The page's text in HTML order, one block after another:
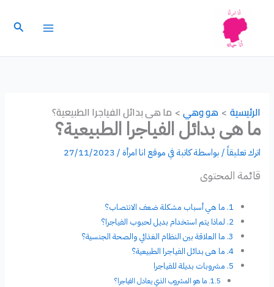
الرئيسية هو وهي ما هى بدائل الفياجرا الطبيعية؟
ما هى بدائل الفياجرا الطبيعية؟
اترك تعليقاً/ بواسطة كاتبة في موقع انا امرأة /
27/11/2023
قائمة المحتوى
ما هي أسباب مشكلة ضعف الانتصاب؟
لماذا يتم استخدام بديل لحبوب الفياجرا؟
ما العلاقة بين النظام الغذائي والصحة الجنسية؟
ما هى بدائل الفياجرا الطبيعية؟
مشروبات بديلة للفياجرا
ما هو المشروب الذي يعادل الفياجرا؟